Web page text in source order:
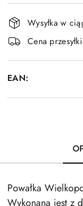
Dostępność
i
dostawa
Wysyłka w
Cena
EAN:
Powałka
Wykonana jest z